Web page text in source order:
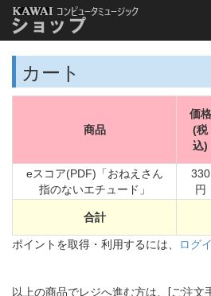
カート
商品
価格
(税
込)
eスコア(PDF)「おねえさん
指のないエチュード」
330
円
合計
ポイントを取得・利用するには、 ログ
以上の商品でレジへ進む方は、[ご注文